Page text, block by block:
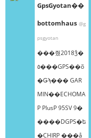
GpsGyotan��
bottomhaus @g
psgyotan
���줬2018ǯ�
٥���GPS��õ
�Ǥϡ��� GAR
MIN��ECHOMA
P PlusP 95SV 9�
����DGPS�ե
�CHIRP ���å